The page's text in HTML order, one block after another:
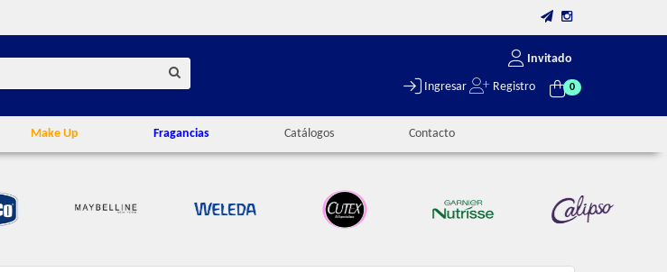
Invitado
Ingresar Registro 0
Make Up Fragancias Catálogos Contacto